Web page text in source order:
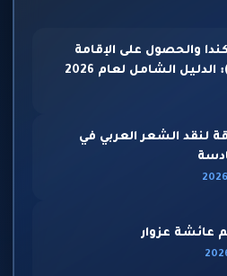
والحصول على الإقامة
لنقد الشعر العربي في